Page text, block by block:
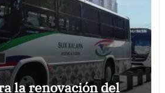
la renovación del